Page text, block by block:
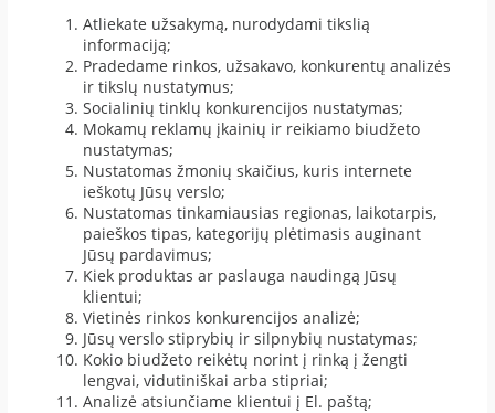
Atliekate užsakymą, nurodydami tikslią
informaciją;
Pradedame rinkos, užsakavo, konkurentų analizės
ir tikslų nustatymus;
Socialinių tinklų konkurencijos nustatymas;
Mokamų reklamų įkainių ir reikiamo biudžeto
nustatymas;
Nustatomas žmonių skaičius, kuris internete
ieškotų Jūsų verslo;
Nustatomas tinkamiausias regionas, laikotarpis,
paieškos tipas, kategorijų plėtimasis auginant
Jūsų pardavimus;
Kiek produktas ar paslauga naudingą Jūsų
klientui;
Vietinės rinkos konkurencijos analizė;
Jūsų verslo stiprybių ir silpnybių nustatymas;
Kokio biudžeto reikėtų norint į rinką į žengti
lengvai, vidutiniškai arba stipriai;
Analizė atsiunčiame klientui į El. paštą;